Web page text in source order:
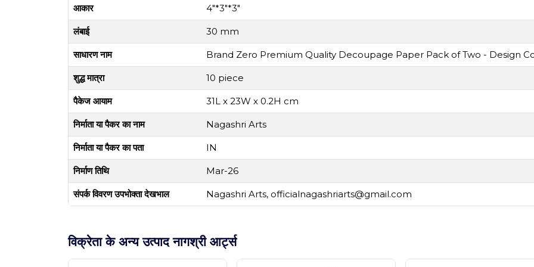
आकार 4"*3"*3"
लंबाई 30 mm
साधारण नाम Brand Zero Premium Quality Decoupage Paper Pack of Two - Design
शुद्ध मात्रा 10 piece
पैकेज आयाम 31L x 23W x 0.2H cm
निर्माता या पैकर का नाम Nagashri Arts
निर्माता या पैकर का पता IN
निर्माण तिथि Mar-26
संपर्क विवरण उपभोक्ता देखभाल Nagashri Arts, officialnagashriarts@gmail.com
विक्रेता के अन्य उत्पाद नागश्री आर्ट्स